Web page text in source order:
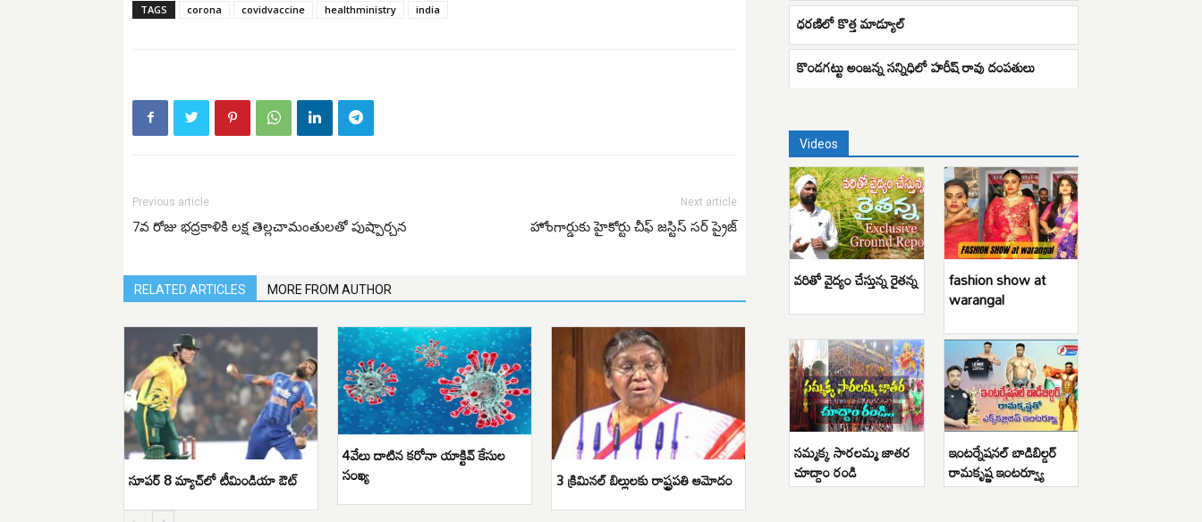
TAGS corona covidvaccine healthministry india
Previous article
7వ రోజు భద్రకాళికి లక్ష తెల్లచామంతులతో పుష్పార్చన
Next article
హోంగార్డుకు హైకోర్టు చీఫ్ జస్టిస్ సర్ ప్రైజ్
RELATED ARTICLES MORE FROM AUTHOR
సూపర్ 8 మ్యాచ్‌లో టీమిండియా ఔట్
4వేలు దాటిన కరోనా యాక్టివ్ కేసుల
సంఖ్య 3 క్రిమినల్ బిల్లులకు రాష్ట్రపతి ఆమోదం
ధరణిలో కొత్త మాడ్యూల్
కొండగట్టు అంజన్న సన్నిధిలో హరీష్ రావు దంపతులు
Videos
వరితో వైద్యం చేస్తున్న రైతన్న fashion show at
warangal
సమ్మక్క సారలమ్మ జాతర
చూద్దాం రండి
ఇంటర్నేషనల్ బాడిబిల్డర్
రామకృష్ణ ఇంటర్వ్యూ